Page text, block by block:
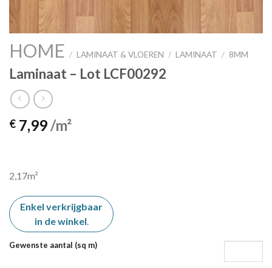
HOME / LAMINAAT & VLOEREN / LAMINAAT / 8MM
Laminaat – Lot LCF00292
€ 7,99/m²
2,17m²
Enkel verkrijgbaar
in de winkel
Gewenste aantal (sq m)